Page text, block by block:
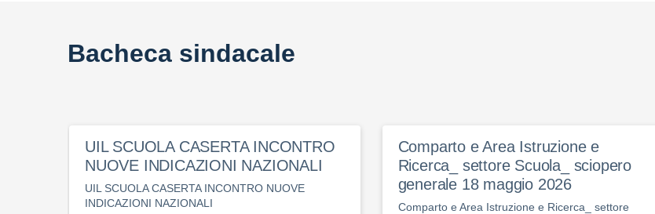
Bacheca sindacale
UIL SCUOLA CASERTA INCONTRO
NUOVE INDICAZIONI NAZIONALI
UIL SCUOLA CASERTA INCONTRO NUOVE
INDICAZIONI NAZIONALI
Comparto e Area Istruzione e
Ricerca_ settore Scuola_ sciopero
generale 18 maggio 2026
Comparto e Area Istruzione e Ricerca_ settore